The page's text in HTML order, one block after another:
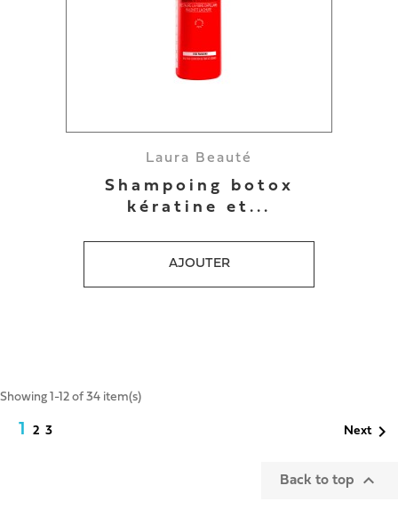
Laura Beauté
Shampoing botox
kératine et...
AJOUTER
Showing 1-12 of 34 item(s)
1 2 3 Next
Back to top 